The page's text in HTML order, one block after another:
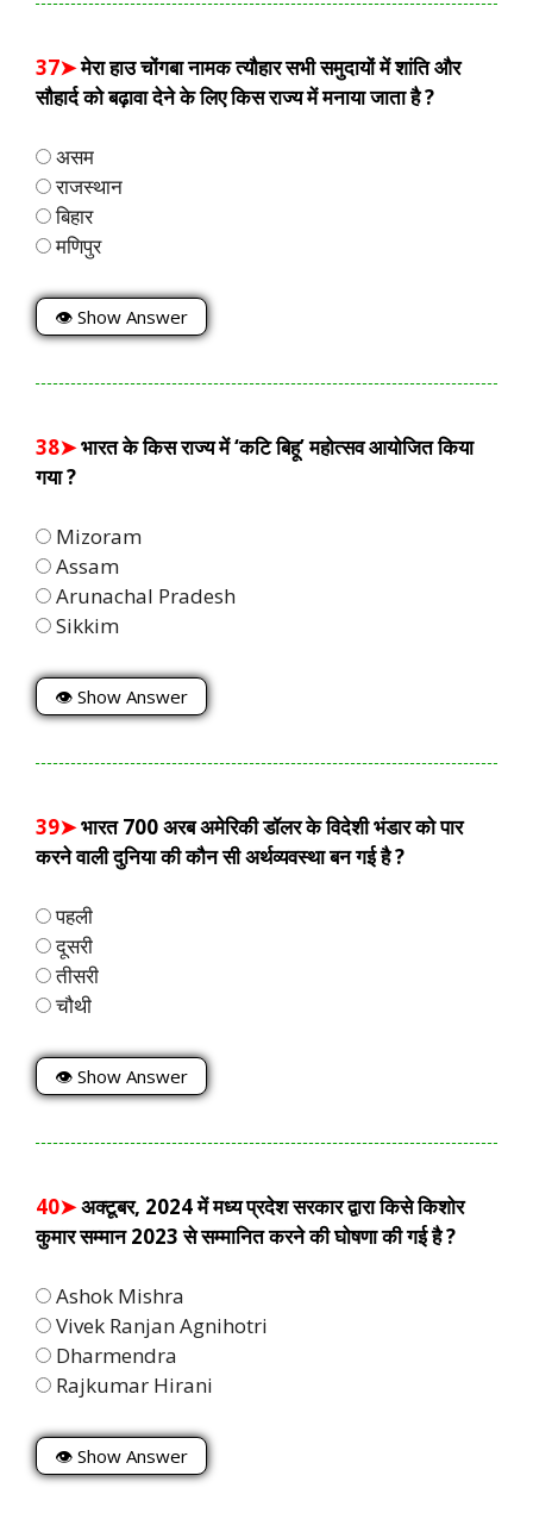
37➤मेरा हाउ चोंगबा नामक त्यौहार सभी समुदायों में शांति और
सौहार्द को बढ़ावा देने के लिए किस राज्य में मनाया जाता है ?
असम
राजस्थान
बिहार
मणिपुर
👁 Show Answer
38➤भारत के किस राज्य में ‘कटि बिहू’ महोत्सव आयोजित किया
गया ?
Mizoram
Assam
Arunachal Pradesh
Sikkim
👁 Show Answer
39➤भारत 700 अरब अमेरिकी डॉलर के विदेशी भंडार को पार
करने वाली दुनिया की कौन सी अर्थव्यवस्था बन गई है ?
पहली
दूसरी
तीसरी
चौथी
👁 Show Answer
40➤अक्टूबर, 2024 में मध्य प्रदेश सरकार द्वारा किसे किशोर
कुमार सम्मान 2023 से सम्मानित करने की घोषणा की गई है ?
Ashok Mishra
Vivek Ranjan Agnihotri
Dharmendra
Rajkumar Hirani
👁 Show Answer